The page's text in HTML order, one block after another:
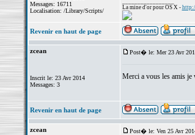
Messages: 16711
Localisation: /Library/Scripts/
La mine d'or pour OS X -
Revenir en haut de page
zcean
Inscrit le: 23 Avr 2014
Messages: 3
Post� le: Mer 23 Avr
Merci a vous les amis je
Revenir en haut de page
zcean Post� le: Ven 25 Avr